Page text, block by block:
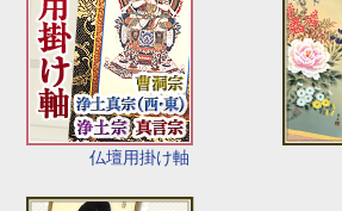
仏壇用掛け軸